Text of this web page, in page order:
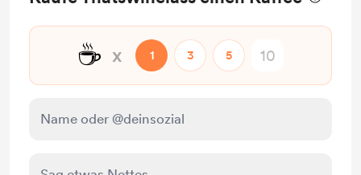
☕ x 1 3 5